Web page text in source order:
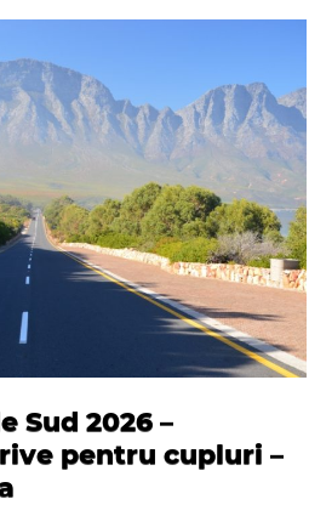
Sud 2026 –
pentru cupluri –